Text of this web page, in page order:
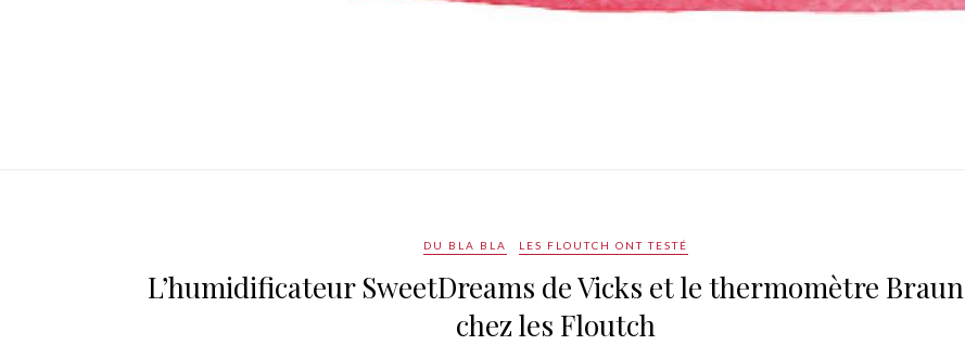
DU BLA BLA LES FLOUTCH ONT TESTÉ
L’humidificateur SweetDreams de Vicks et le thermomètre Braun
chez les Floutch